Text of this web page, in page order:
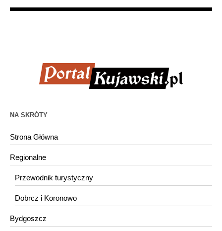
NA SKRÓTY
Strona Główna
Regionalne
Przewodnik turystyczny
Dobrcz i Koronowo
Bydgoszcz